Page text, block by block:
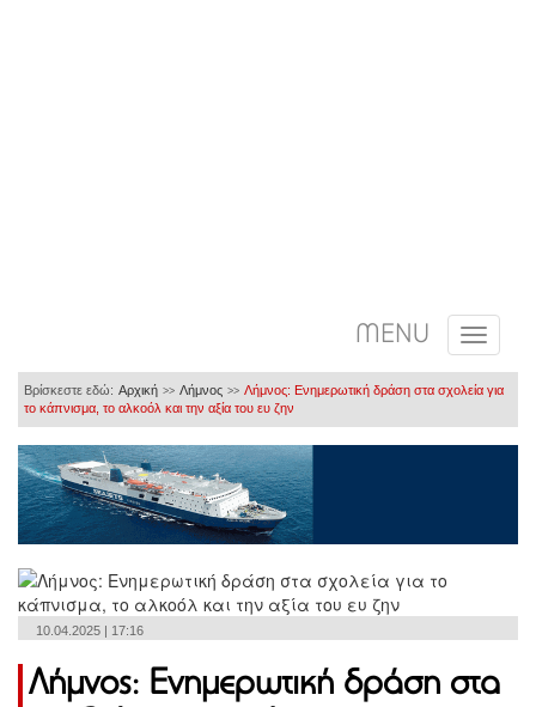
MENU
Βρίσκεστε εδώ: Αρχική >> Λήμνος >> Λήμνος: Ενημερωτική δράση στα σχολεία για
το κάπνισμα, το αλκοόλ και την αξία του ευ ζην
10.04.2025 | 17:16
Λήμνος: Ενημερωτική δράση στα